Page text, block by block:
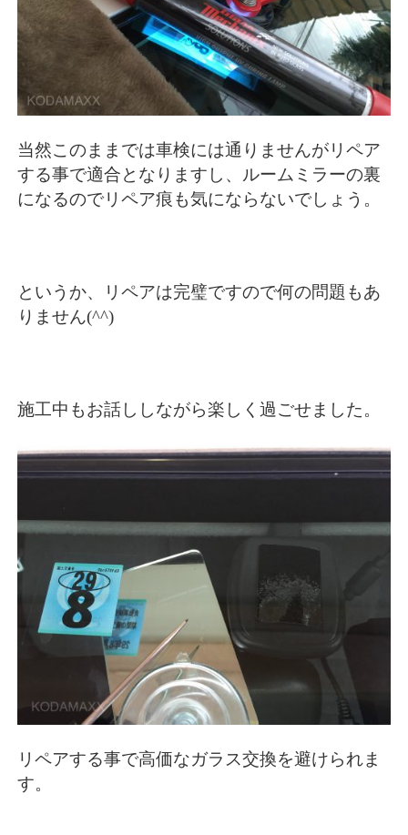
当然このままでは車検には通りませんがリペア
する事で適合となりますし、ルームミラーの裏
になるのでリペア痕も気にならないでしょう。
というか、リペアは完璧ですので何の問題もあ
りません(^^)
施工中もお話ししながら楽しく過ごせました。
リペアする事で高価なガラス交換を避けられま
す。